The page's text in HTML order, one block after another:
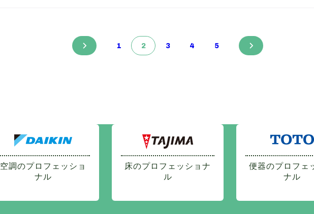
1 2 3 4 5
空調のプロフェッショ
ナル
床のプロフェッショナ
ル
便器のプロフェ
ナル